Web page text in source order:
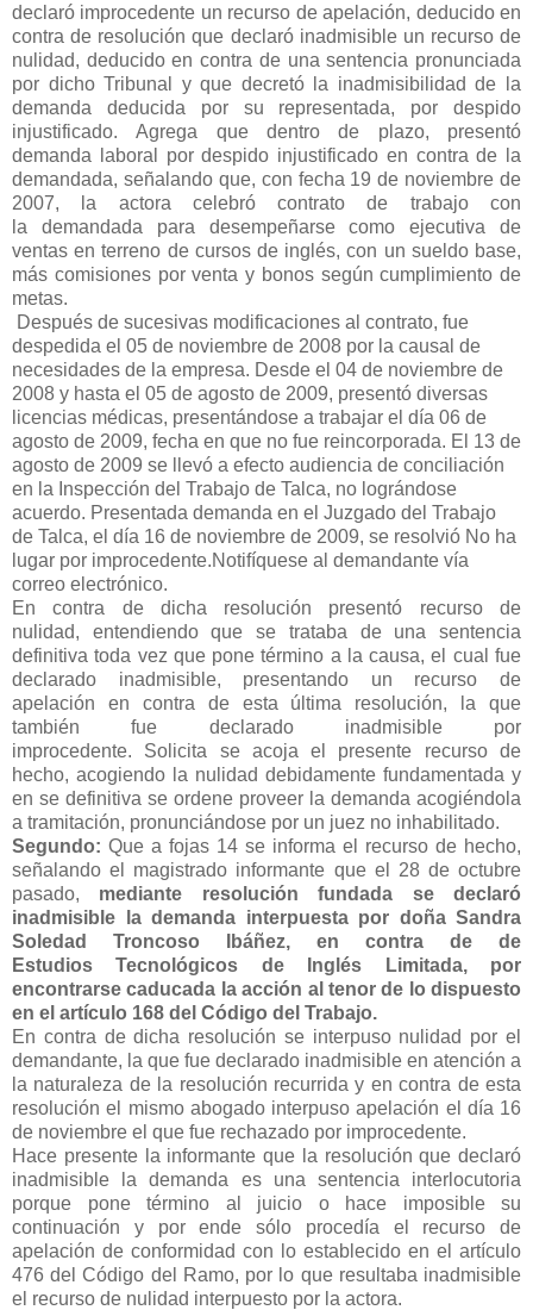
declaró improcedente un recurso de apelación, deducido en
contra de resolución que declaró inadmisible un recurso de
nulidad, deducido en contra de una sentencia pronunciada
por dicho Tribunal yque decretó la inadmisibilidad de la
demanda deducida por su representada, por despido
injustificado.Agrega que dentro de plazo, presentó
demanda laboral por despido injustificado en contra de la
demandada, señalando que, con fecha 19de noviembre de
2007, la actora celebró contrato de trabajo con
la demandada para desempeñarse como ejecutiva de
ventas en terreno de cursos de inglés, con un sueldo base,
más comisiones por venta y bonos según cumplimiento de
metas.
Después de sucesivas modificaciones al contrato, fue
despedida el 05 de noviembre de 2008 por la causal de
necesidades de la empresa. Desde el 04 de noviembre de
2008 y hasta el 05 de agosto de 2009, presentó diversas
licencias médicas, presentándose a trabajar el día 06 de
agosto de 2009, fecha en que no fue reincorporada. El 13 de
agosto de 2009 se llevó a efecto audiencia de conciliación
en la Inspección del Trabajo de Talca, no lográndose
acuerdo. Presentada demanda en el Juzgado del Trabajo
de Talca, el día 16 de noviembre de 2009, se resolvió No ha
lugar por improcedente.Notifíquese al demandante vía
correo electrónico.
En contra de dicha resolución presentó recurso de
nulidad, entendiendo que se trataba de una sentencia
definitiva toda vez que pone término a la causa, el cual fue
declarado inadmisible, presentando un recurso de
apelación en contra de esta última resolución, la que
también fue declarado inadmisible por
improcedente. Solicita se acoja el presente recurso de
hecho, acogiendo la nulidad debidamente fundamentada y
en se definitiva se ordene proveer la demanda acogiéndola
a tramitación, pronunciándose por un juez no inhabilitado.
Segundo: Que a fojas 14 se informa el recurso de hecho,
señalando el magistrado informante que el 28 de octubre
pasado, mediante resolución fundada se declaró
inadmisible la demanda interpuesta por doña Sandra
Soledad Troncoso Ibáñez, en contra de de
EstudiosTecnológicos de Inglés Limitada, por
encontrarse caducada la acción al tenor de lo dispuesto
en el artículo 168 del Código del Trabajo.
En contra de dicha resolución se interpuso nulidad por el
demandante, la que fue declarado inadmisible en atención a
la naturaleza de la resolución recurrida y en contra de esta
resolución el mismo abogado interpuso apelación el día 16
de noviembre el que fue rechazado por improcedente.
Hace presente la informante que la resolución que declaró
inadmisible
la demanda es una sentencia interlocutoria
porque pone término al juicio o hace imposible su
continuación y por ende sólo procedía el recurso de
apelación de conformidad con lo establecido en el artículo
476 del Código del Ramo, por lo que resultaba inadmisible
el recurso de nulidad interpuesto por la actora.